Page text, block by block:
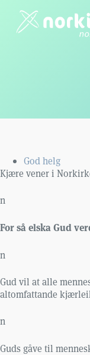
innholdet
God helg
Kjære vener i
n
For så elska Gud
n
Gud vil at alle
altomfattande
n
Guds gåve til